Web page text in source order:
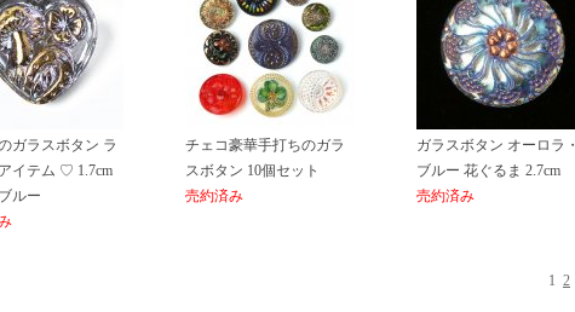
ガラスボタン ラ
イテム ♡ 1.7cm
ルー
チェコ豪華手打ちのガラ
スボタン 10個セット
売約済み
ガラスボタン オーロラ・
ブルー 花ぐるま 2.7cm
売約済み
1 2